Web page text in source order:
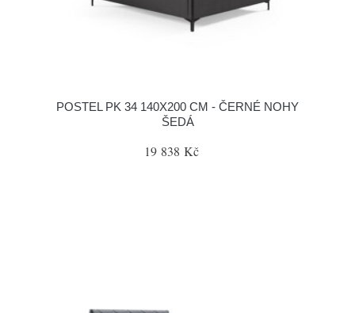
POSTEL PK 34 140X200 CM - ČERNÉ NOHY
ŠEDÁ
19 838 Kč